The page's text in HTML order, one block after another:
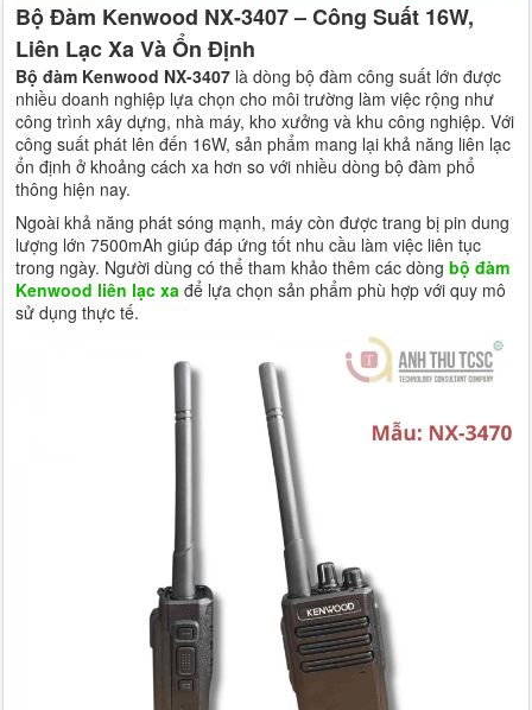
Bộ Đàm Kenwood NX-3407 – Công Suất 16W,
Liên Lạc Xa Và Ổn Định
Bộ đàm Kenwood NX-3407 là dòng bộ đàm công suất lớn được
nhiều doanh nghiệp lựa chọn cho môi trường làm việc rộng như
công trình xây dựng, nhà máy, kho xưởng và khu công nghiệp. Với
công suất phát lên đến 16W, sản phẩm mang lại khả năng liên lạc
ổn định ở khoảng cách xa hơn so với nhiều dòng bộ đàm phổ
thông hiện nay.
Ngoài khả năng phát sóng mạnh, máy còn được trang bị pin dung
lượng lớn 7500mAh giúp đáp ứng tốt nhu cầu làm việc liên tục
trong ngày. Người dùng có thể tham khảo thêm các dòngbộ đàm
Kenwood liên lạc xa để lựa chọn sản phẩm phù hợp với quy mô
sử dụng thực tế.